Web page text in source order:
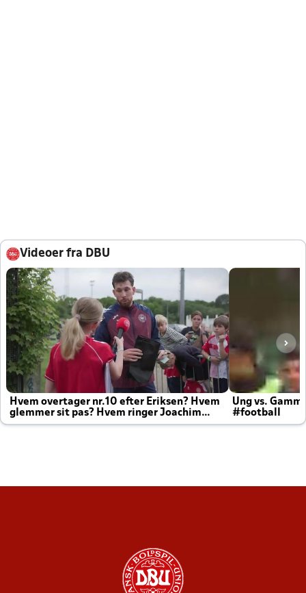
Videoer fra DBU
Hvem overtager nr.10 efter Eriksen? Hvem
glemmer sit pas? Hvem ringer Joachim
altid til efter kampe?
Ung vs.
#football